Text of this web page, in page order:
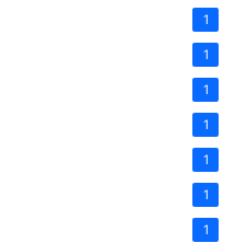
1
1
1
1
1
1
1